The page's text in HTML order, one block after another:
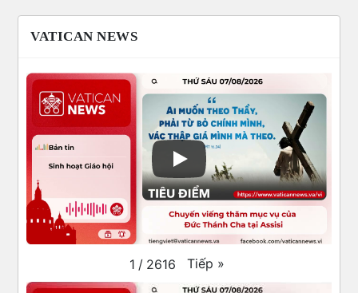
VATICAN NEWS
1 / 2616 Tiếp »